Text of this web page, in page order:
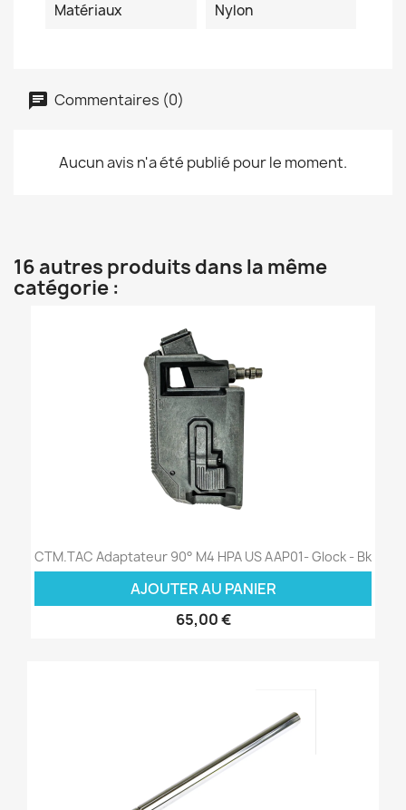
Matériaux Nylon
Commentaires (0)
Aucun avis n'a été publié pour le moment.
16 autres produits dans la même
catégorie :
CTM.TAC Adaptateur 90° M4 HPA US AAP01- Glock - Bk
AJOUTER AU PANIER
65,00 €